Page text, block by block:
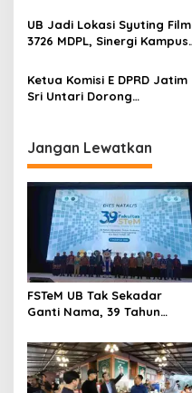
a
i
o
n
Trendsetter Sains dan
Teknologi
UB Jadi Lokasi Syuting Film
3726 MDPL, Sinergi Kampus
Hadirkan Pengalaman
Nyata bagi Mahasiswa
Ketua Komisi E DPRD Jatim
Sri Untari Dorong
Terdepan Layanan
Kesehatan
Jangan Lewatkan
FSTeM UB Tak Sekadar
Ganti Nama, 39 Tahun
Trendsetter Sains dan
Teknologi